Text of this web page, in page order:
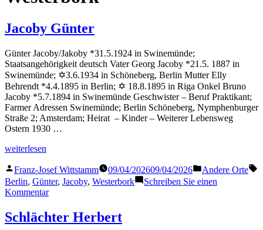
Jacoby Günter
Günter Jacoby/Jakoby *31.5.1924 in Swinemünde;
Staatsangehörigkeit deutsch Vater Georg Jacoby *21.5. 1887 in
Swinemünde; ✡3.6.1934 in Schöneberg, Berlin Mutter Elly
Behrendt *4.4.1895 in Berlin; ✡ 18.8.1895 in Riga Onkel Bruno
Jacoby *5.7.1894 in Swinemünde Geschwister – Beruf Praktikant;
Farmer Adressen Swinemünde; Berlin Schöneberg, Nymphenburger
Straße 2; Amsterdam; Heirat – Kinder – Weiterer Lebensweg
Ostern 1930 …
„Jacoby
weiterlesen
Veröffentlicht
von
Franz-Josef Wittstamm 09/04/202609/04/2026
Veröffentlicht
in
Andere Orte
Berlin, Günter, Jacoby, Westerbork
Schreiben Sie einen
Kommentarzu
Günter
Schlächter Herbert